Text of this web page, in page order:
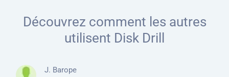
Découvrez comment les autres
utilisent Disk Drill
J. Barope